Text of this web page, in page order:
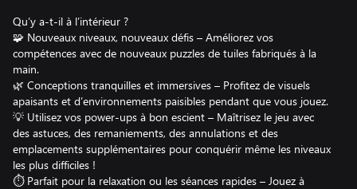
Qu’y a-t-il à l’intérieur ?
🧩 Nouveaux niveaux, nouveaux défis – Améliorez vos
compétences avec de nouveaux puzzles de tuiles fabriqués à la
main.
🌿 Conceptions tranquilles et immersives – Profitez de visuels
apaisants et d’environnements paisibles pendant que vous jouez.
💡 Utilisez vos power-ups à bon escient – ​​Maîtrisez le jeu avec
des astuces, des remaniements, des annulations et des
emplacements supplémentaires pour conquérir même les niveaux
les plus difficiles !
⏱ Parfait pour la relaxation ou les séances rapides – Jouez à